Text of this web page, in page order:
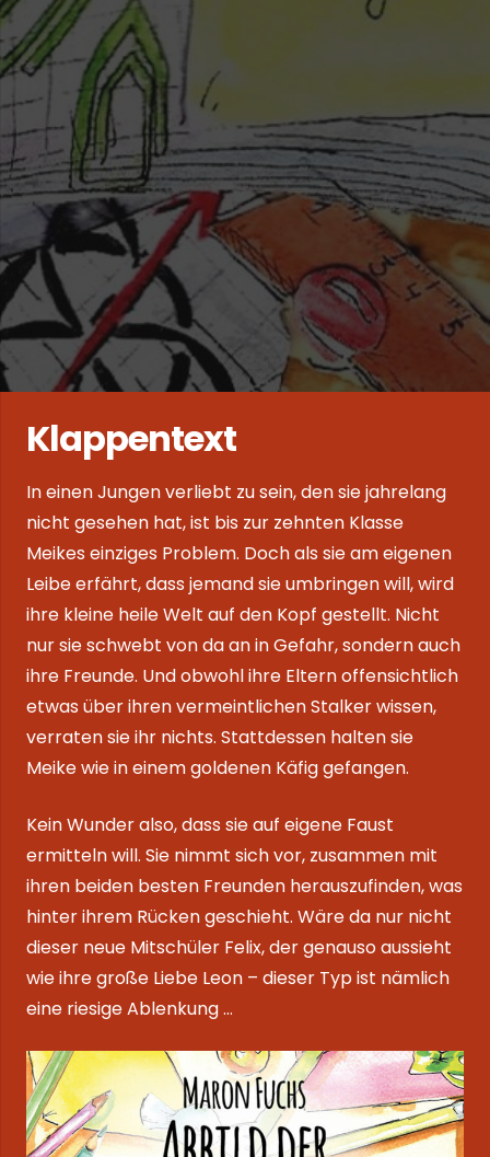
Klappentext
In einen Jungen verliebt zu sein, den sie jahrelang
nicht gesehen hat, ist bis zur zehnten Klasse
Meikes einziges Problem. Doch als sie am eigenen
Leibe erfährt, dass jemand sie umbringen will, wird
ihre kleine heile Welt auf den Kopf gestellt. Nicht
nur sie schwebt von da an in Gefahr, sondern auch
ihre Freunde. Und obwohl ihre Eltern offensichtlich
etwas über ihren vermeintlichen Stalker wissen,
verraten sie ihr nichts. Stattdessen halten sie
Meike wie in einem goldenen Käfig gefangen.
Kein Wunder also, dass sie auf eigene Faust
ermitteln will. Sie nimmt sich vor, zusammen mit
ihren beiden besten Freunden herauszufinden, was
hinter ihrem Rücken geschieht. Wäre da nur nicht
dieser neue Mitschüler Felix, der genauso aussieht
wie ihre große Liebe Leon – dieser Typ ist nämlich
eine riesige Ablenkung …